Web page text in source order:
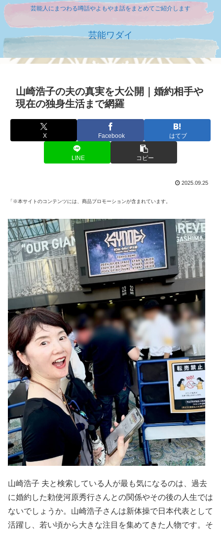
芸能人にまつわる噂話やよもやま話をまとめてご紹介します
芸能ワダイ
山崎浩子の夫の真実を大公開｜婚約相手や
現在の独身生活まで網羅
X Facebook はてブ
LINE コピー
2025.09.25
「※本サイトのコンテンツには、商品プロモーションが含まれています。
山崎浩子 夫と検索している人が最も気になるのは、過去
に婚約した勅使河原秀行さんとの関係やその後の人生では
ないでしょうか。山崎浩子さんは新体操で日本代表として
活躍し、若い頃から大きな注目を集めてきた人物です。そ